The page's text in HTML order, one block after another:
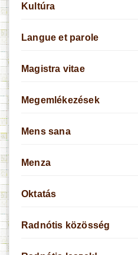
Kultúra
Langue et parole
Magistra vitae
Megemlékezések
Mens sana
Menza
Oktatás
Radnótis közösség